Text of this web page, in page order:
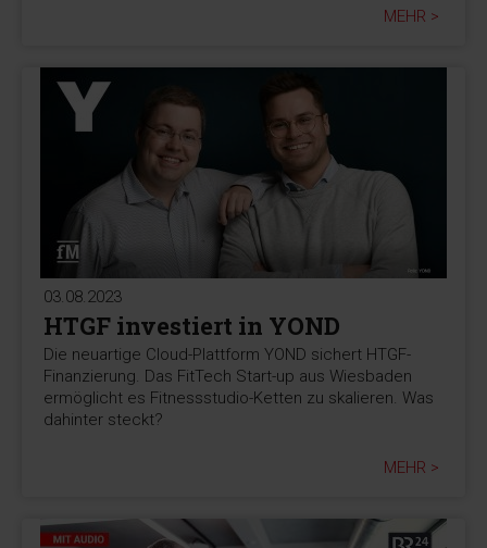
MEHR >
03.08.2023
HTGF investiert in YOND
Die neuartige Cloud-Plattform YOND sichert HTGF-
Finanzierung. Das FitTech Start-up aus Wiesbaden
ermöglicht es Fitnessstudio-Ketten zu skalieren. Was
dahinter steckt?
MEHR >